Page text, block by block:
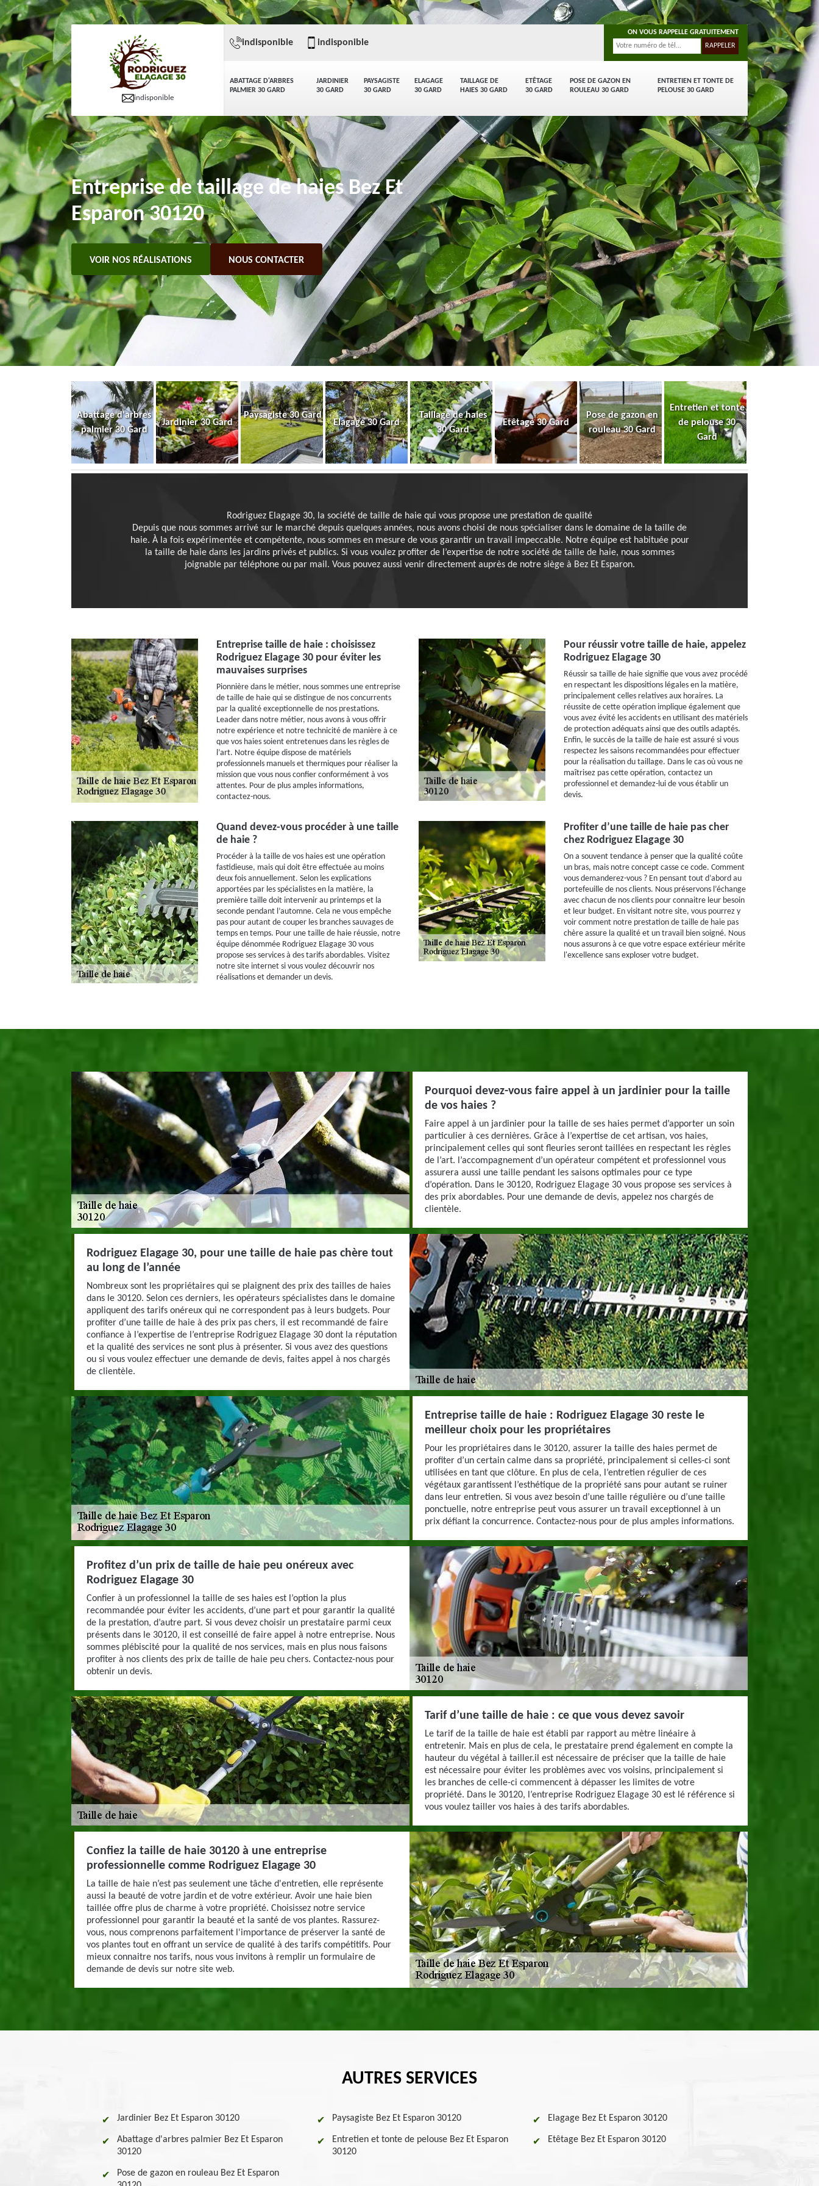
indisponible
ABATTAGE D'ARBRES
PALMIER 30 GARD
JARDINIER
30 GARD
PAYSAGISTE
30 GARD
ELAGAGE
30 GARD
TAILLAGE DE
HAIES 30 GARD
ETÊTAGE
30 GARD
POSE DE GAZON EN
ROULEAU 30 GARD
ENTRETIEN ET TONTE DE
PELOUSE 30 GARD
indisponible indisponible
ON VOUS RAPPELLE GRATUITEMENT
Entreprise de taillage de haies Bez Et
Esparon 30120
VOIR NOS RÉALISATIONS NOUS CONTACTER
Abattage d'arbres
palmier 30 Gard
Jardinier 30 Gard
Paysagiste 30 Gard
Elagage 30 Gard
Taillage de haies
30 Gard
Etêtage 30 Gard
Pose de gazon en
rouleau 30 Gard
Entretien et tonte
de pelouse 30
Gard
Rodriguez Elagage 30, la société de taille de haie qui vous propose une prestation de qualité
Depuis que nous sommes arrivé sur le marché depuis quelques années, nous avons choisi de nous spécialiser dans le domaine de la taille de
haie. À la fois expérimentée et compétente, nous sommes en mesure de vous garantir un travail impeccable. Notre équipe est habituée pour
la taille de haie dans les jardins privés et publics. Si vous voulez profiter de l’expertise de notre société de taille de haie, nous sommes
joignable par téléphone ou par mail. Vous pouvez aussi venir directement auprès de notre siège à Bez Et Esparon.
Entreprise taille de haie : choisissez
Rodriguez Elagage 30 pour éviter les
mauvaises surprises
Pionnière dans le métier, nous sommes une entreprise
de taille de haie qui se distingue de nos concurrents
par la qualité exceptionnelle de nos prestations.
Leader dans notre métier, nous avons à vous offrir
notre expérience et notre technicité de manière à ce
que vos haies soient entretenues dans les règles de
l’art. Notre équipe dispose de matériels
professionnels manuels et thermiques pour réaliser la
mission que vous nous confier conformément à vos
attentes. Pour de plus amples informations,
contactez-nous.
Pour réussir votre taille de haie, appelez
Rodriguez Elagage 30
Réussir sa taille de haie signifie que vous avez procédé
en respectant les dispositions légales en la matière,
principalement celles relatives aux horaires. La
réussite de cette opération implique également que
vous avez évité les accidents en utilisant des matériels
de protection adéquats ainsi que des outils adaptés.
Enfin, le succès de la taille de haie est assuré si vous
respectez les saisons recommandées pour effectuer
pour la réalisation du taillage. Dans le cas où vous ne
maîtrisez pas cette opération, contactez un
professionnel et demandez-lui de vous établir un
devis.
Quand devez-vous procéder à une taille
de haie ?
Procéder à la taille de vos haies est une opération
fastidieuse, mais qui doit être effectuée au moins
deux fois annuellement. Selon les explications
apportées par les spécialistes en la matière, la
première taille doit intervenir au printemps et la
seconde pendant l’automne. Cela ne vous empêche
pas pour autant de couper les branches sauvages de
temps en temps. Pour une taille de haie réussie, notre
équipe dénommée Rodriguez Elagage 30 vous
propose ses services à des tarifs abordables. Visitez
notre site internet si vous voulez découvrir nos
réalisations et demander un devis.
Profiter d’une taille de haie pas cher
chez Rodriguez Elagage 30
On a souvent tendance à penser que la qualité coûte
un bras, mais notre concept casse ce code. Comment
vous demanderez-vous ? En pensant tout d’abord au
portefeuille de nos clients. Nous préservons l’échange
avec chacun de nos clients pour connaitre leur besoin
et leur budget. En visitant notre site, vous pourrez y
voir comment notre prestation de taille de haie pas
chère assure la qualité et un travail bien soigné. Nous
nous assurons à ce que votre espace extérieur mérite
l'excellence sans exploser votre budget.
Pourquoi devez-vous faire appel à un jardinier pour la taille
de vos haies ?
Faire appel à un jardinier pour la taille de ses haies permet d’apporter un soin
particulier à ces dernières. Grâce à l’expertise de cet artisan, vos haies,
principalement celles qui sont fleuries seront taillées en respectant les règles
de l’art. l’accompagnement d’un opérateur compétent et professionnel vous
assurera aussi une taille pendant les saisons optimales pour ce type
d’opération. Dans le 30120, Rodriguez Elagage 30 vous propose ses services à
des prix abordables. Pour une demande de devis, appelez nos chargés de
clientèle.
Rodriguez Elagage 30, pour une taille de haie pas chère tout
au long de l’année
Nombreux sont les propriétaires qui se plaignent des prix des tailles de haies
dans le 30120. Selon ces derniers, les opérateurs spécialistes dans le domaine
appliquent des tarifs onéreux qui ne correspondent pas à leurs budgets. Pour
profiter d’une taille de haie à des prix pas chers, il est recommandé de faire
confiance à l’expertise de l’entreprise Rodriguez Elagage 30 dont la réputation
et la qualité des services ne sont plus à présenter. Si vous avez des questions
ou si vous voulez effectuer une demande de devis, faites appel à nos chargés
de clientèle.
Entreprise taille de haie : Rodriguez Elagage 30 reste le
meilleur choix pour les propriétaires
Pour les propriétaires dans le 30120, assurer la taille des haies permet de
profiter d’un certain calme dans sa propriété, principalement si celles-ci sont
utilisées en tant que clôture. En plus de cela, l’entretien régulier de ces
végétaux garantissent l’esthétique de la propriété sans pour autant se ruiner
dans leur entretien. Si vous avez besoin d’une taille régulière ou d’une taille
ponctuelle, notre entreprise peut vous assurer un travail exceptionnel à un
prix défiant la concurrence. Contactez-nous pour de plus amples informations.
Profitez d’un prix de taille de haie peu onéreux avec
Rodriguez Elagage 30
Confier à un professionnel la taille de ses haies est l’option la plus
recommandée pour éviter les accidents, d’une part et pour garantir la qualité
de la prestation, d’autre part. Si vous devez choisir un prestataire parmi ceux
présents dans le 30120, il est conseillé de faire appel à notre entreprise. Nous
sommes plébiscité pour la qualité de nos services, mais en plus nous faisons
profiter à nos clients des prix de taille de haie peu chers. Contactez-nous pour
obtenir un devis.
Tarif d’une taille de haie : ce que vous devez savoir
Le tarif de la taille de haie est établi par rapport au mètre linéaire à
entretenir. Mais en plus de cela, le prestataire prend également en compte la
hauteur du végétal à tailler.il est nécessaire de préciser que la taille de haie
est nécessaire pour éviter les problèmes avec vos voisins, principalement si
les branches de celle-ci commencent à dépasser les limites de votre
propriété. Dans le 30120, l’entreprise Rodriguez Elagage 30 est lé référence si
vous voulez tailler vos haies à des tarifs abordables.
Confiez la taille de haie 30120 à une entreprise
professionnelle comme Rodriguez Elagage 30
La taille de haie n’est pas seulement une tâche d'entretien, elle représente
aussi la beauté de votre jardin et de votre extérieur. Avoir une haie bien
taillée offre plus de charme à votre propriété. Choisissez notre service
professionnel pour garantir la beauté et la santé de vos plantes. Rassurez-
vous, nous comprenons parfaitement l'importance de préserver la santé de
vos plantes tout en offrant un service de qualité à des tarifs compétitifs. Pour
mieux connaitre nos tarifs, nous vous invitons à remplir un formulaire de
demande de devis sur notre site web.
AUTRES SERVICES
Jardinier Bez Et Esparon 30120 Paysagiste Bez Et Esparon 30120 Elagage Bez Et Esparon 30120
Abattage d'arbres palmier Bez Et Esparon
30120
Entretien et tonte de pelouse Bez Et Esparon
30120
Etêtage Bez Et Esparon 30120
Pose de gazon en rouleau Bez Et Esparon